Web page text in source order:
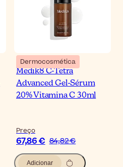
Dermocosmética
Medik8 C-Tetra
Advanced Gel-Sérum
20% Vitamina C 30ml
Preço
67,86 € 84,82 €
Adicionar